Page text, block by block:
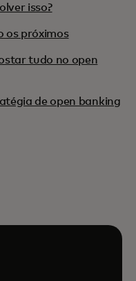
isso?
os próximos
tudo no open
de open banking